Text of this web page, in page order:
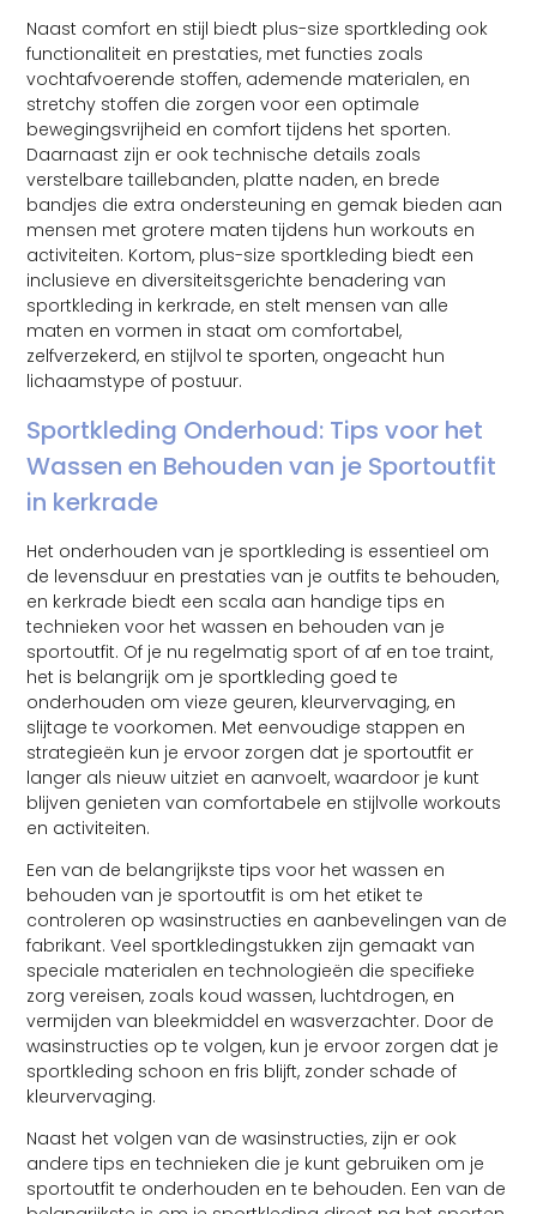
Naast comfort en stijl biedt plus-size sportkleding ook
functionaliteit en prestaties, met functies zoals
vochtafvoerende stoffen, ademende materialen, en
stretchy stoffen die zorgen voor een optimale
bewegingsvrijheid en comfort tijdens het sporten.
Daarnaast zijn er ook technische details zoals
verstelbare taillebanden, platte naden, en brede
bandjes die extra ondersteuning en gemak bieden aan
mensen met grotere maten tijdens hun workouts en
activiteiten. Kortom, plus-size sportkleding biedt een
inclusieve en diversiteitsgerichte benadering van
sportkleding in kerkrade, en stelt mensen van alle
maten en vormen in staat om comfortabel,
zelfverzekerd, en stijlvol te sporten, ongeacht hun
lichaamstype of postuur.
Sportkleding Onderhoud: Tips voor het
Wassen en Behouden van je Sportoutfit
in kerkrade
Het onderhouden van je sportkleding is essentieel om
de levensduur en prestaties van je outfits te behouden,
en kerkrade biedt een scala aan handige tips en
technieken voor het wassen en behouden van je
sportoutfit. Of je nu regelmatig sport of af en toe traint,
het is belangrijk om je sportkleding goed te
onderhouden om vieze geuren, kleurvervaging, en
slijtage te voorkomen. Met eenvoudige stappen en
strategieën kun je ervoor zorgen dat je sportoutfit er
langer als nieuw uitziet en aanvoelt, waardoor je kunt
blijven genieten van comfortabele en stijlvolle workouts
en activiteiten.
Een van de belangrijkste tips voor het wassen en
behouden van je sportoutfit is om het etiket te
controleren op wasinstructies en aanbevelingen van de
fabrikant. Veel sportkledingstukken zijn gemaakt van
speciale materialen en technologieën die specifieke
zorg vereisen, zoals koud wassen, luchtdrogen, en
vermijden van bleekmiddel en wasverzachter. Door de
wasinstructies op te volgen, kun je ervoor zorgen dat je
sportkleding schoon en fris blijft, zonder schade of
kleurvervaging.
Naast het volgen van de wasinstructies, zijn er ook
andere tips en technieken die je kunt gebruiken om je
sportoutfit te onderhouden en te behouden. Een van de